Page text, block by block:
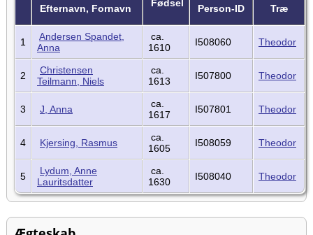
Efternavn, Fornavn Fødsel Person-ID Træ
1
Andersen Spandet,
Anna
ca.
1610
I508060 Theodor
2
Christensen
Teilmann, Niels
ca.
1613
I507800 Theodor
3 J, Anna
ca.
1617
I507801 Theodor
4 Kjersing, Rasmus
ca.
1605
I508059 Theodor
5
Lydum, Anne
Lauritsdatter
ca.
1630
I508040 Theodor